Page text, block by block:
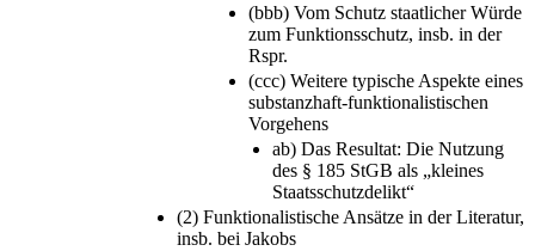
(bbb) Vom Schutz staatlicher Würde
zum Funktionsschutz, insb. in der
Rspr.
(ccc) Weitere typische Aspekte eines
substanzhaft-funktionalistischen
Vorgehens
ab) Das Resultat: Die Nutzung
des § 185 StGB als „kleines
Staatsschutzdelikt“
(2) Funktionalistische Ansätze in der Literatur,
insb. bei Jakobs